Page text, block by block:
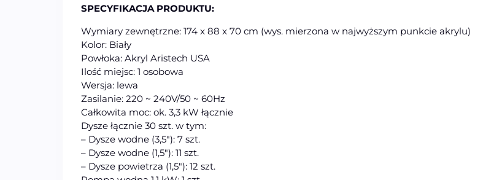
SPECYFIKACJA PRODUKTU:
Wymiary zewnętrzne: 174 x 88 x 70 cm (wys. mierzona w najwyższym punkcie akrylu)
Kolor: Biały
Powłoka: Akryl Aristech USA
Ilość miejsc: 1 osobowa
Wersja: lewa
Zasilanie: 220 ~ 240V/50 ~ 60Hz
Całkowita moc: ok. 3,3 kW łącznie
Dysze łącznie 30 szt. w tym:
– Dysze wodne (3,5″): 7 szt.
– Dysze wodne (1,5″): 11 szt.
– Dysze powietrza (1,5″): 12 szt.